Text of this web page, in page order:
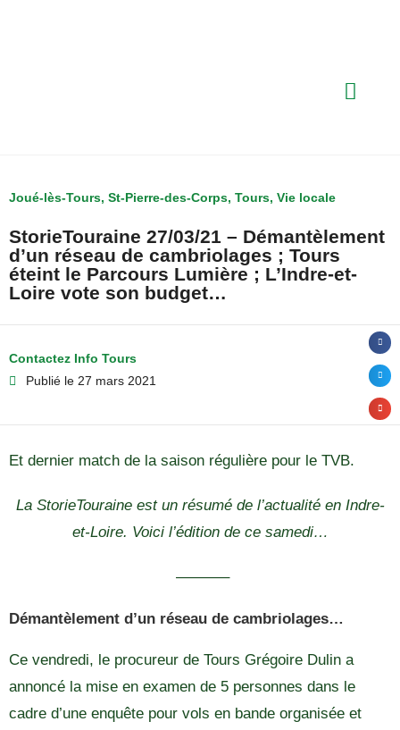
Joué-lès-Tours, St-Pierre-des-Corps, Tours, Vie locale
StorieTouraine 27/03/21 – Démantèlement
d’un réseau de cambriolages ; Tours
éteint le Parcours Lumière ; L’Indre-et-
Loire vote son budget…
Contactez Info Tours
Publié le 27 mars 2021
Et dernier match de la saison régulière pour le TVB.
La StorieTouraine est un résumé de l’actualité en Indre-
et-Loire. Voici l’édition de ce samedi…
———–
Démantèlement d’un réseau de cambriolages…
Ce vendredi, le procureur de Tours Grégoire Dulin a
annoncé la mise en examen de 5 personnes dans le
cadre d’une enquête pour vols en bande organisée et